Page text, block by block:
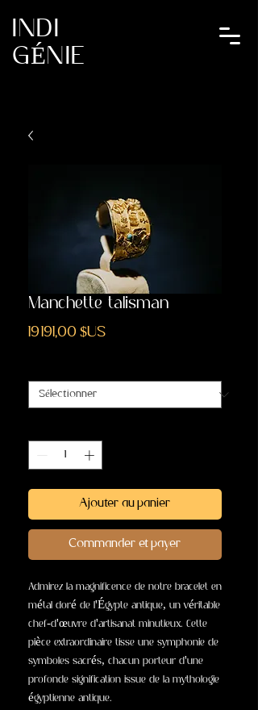
INDI
GÉNIE
Manchette talisman
19 191,00 $USPrix
Ajouter au panier
Commander et payer
Admirez la magnificence de notre bracelet en
métal doré de l'Égypte antique, un véritable
chef-d'œuvre d'artisanat minutieux. Cette
pièce extraordinaire tisse une symphonie de
symboles sacrés, chacun porteur d'une
profonde signification issue de la mythologie
égyptienne antique.